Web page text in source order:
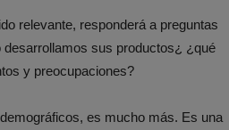
relevante, responderá a preguntas
sus productos¿ ¿qué
y preocupaciones?
es mucho más. Es una